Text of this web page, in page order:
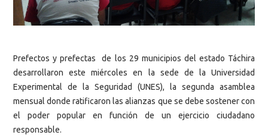
Prefectos y prefectas de los 29 municipios del estado Táchira
desarrollaron este miércoles en la sede de la Universidad
Experimental de la Seguridad (UNES), la segunda asamblea
mensual donde ratificaron las alianzas que se debe sostener con
el poder popular en función de un ejercicio ciudadano
responsable.